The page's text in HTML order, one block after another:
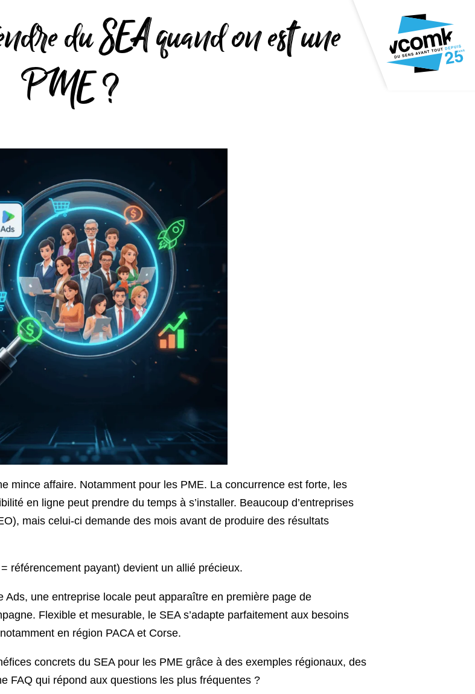
du SEA quand on est une
PME ?
mince affaire. Notamment pour les PME. La concurrence est forte, les
en ligne peut prendre du temps à s’installer. Beaucoup d’entreprises
mais celui-ci demande des mois avant de produire des résultats
référencement payant) devient un allié précieux.
une entreprise locale peut apparaître en première page de
Flexible et mesurable, le SEA s’adapte parfaitement aux besoins
en région PACA et Corse.
concrets du SEA pour les PME grâce à des exemples régionaux, des
FAQ qui répond aux questions les plus fréquentes ?